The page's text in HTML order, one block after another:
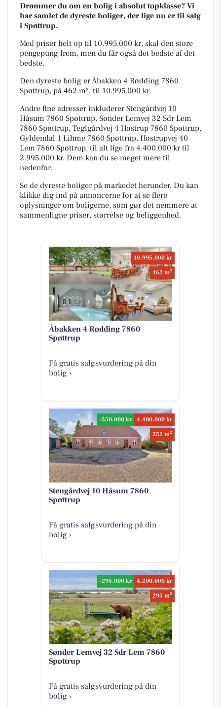
Drømmer du om en bolig i absolut topklasse? Vi
har samlet de dyreste boliger, der lige nu er til salg
i Spøttrup.
Med priser helt op til 10.995.000 kr, skal den store
pengepung frem, men du får også det bedste af det
bedste.
Den dyreste bolig er Åbakken 4 Rødding 7860
Spøttrup, på 462 m², til 10.995.000 kr.
Andre fine adresser inkluderer Stengårdvej 10
Håsum 7860 Spøttrup, Sønder Lemvej 32 Sdr Lem
7860 Spøttrup, Teglgårdvej 4 Hostrup 7860 Spøttrup,
Gyldendal 1 Lihme 7860 Spøttrup, Hostrupvej 40
Lem 7860 Spøttrup, til alt lige fra 4.400.000 kr til
2.995.000 kr. Dem kan du se meget mere til
nedenfor.
Se de dyreste boliger på markedet herunder. Du kan
klikke dig ind på annoncerne for at se flere
oplysninger om boligerne, som gør det nemmere at
sammenligne priser, størrelse og beliggenhed.
10.995.000 kr
462 m2
Åbakken 4 Rødding 7860
Spøttrup
Få gratis salgsvurdering på din
bolig ›
-350.000 kr
4.400.000 kr
252 m2
Stengårdvej 10 Håsum 7860
Spøttrup
Få gratis salgsvurdering på din
bolig ›
-295.000 kr
4.200.000 kr
295 m2
Sønder Lemvej 32 Sdr Lem 7860
Spøttrup
Få gratis salgsvurdering på din
bolig ›